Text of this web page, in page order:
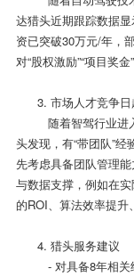
达猎头近期跟踪数据
资已突破30万元/年，
对“股权激励”“项目奖金
3. 市场人才竞争日
随着智驾行业进
头发现，有“带团队”
先考虑具备团队管理
与数据支撑，例如在
的ROI、算法效率提升
4. 猎头服务建议
- 对具备8年相关